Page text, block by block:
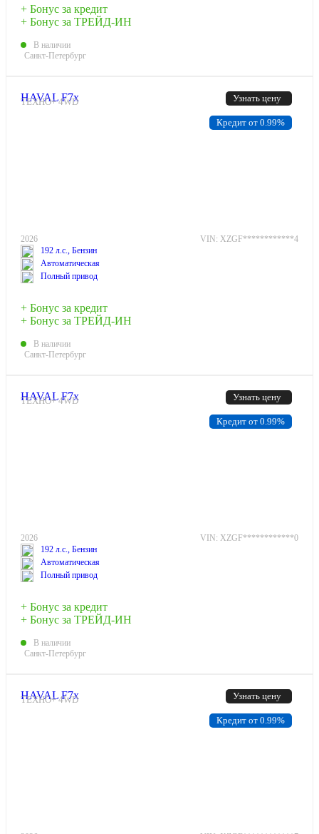
+ Бонус за кредит
+ Бонус за ТРЕЙД-ИН
В наличии
Санкт-Петербург
Узнать цену
HAVAL F7x
ТЕХНО+ 4WD
2026
VIN: XZGF************4
192 л.с., Бензин
Автоматическая
Полный привод
+ Бонус за кредит
+ Бонус за ТРЕЙД-ИН
В наличии
Санкт-Петербург
Кредит от 0.99%
Узнать цену
HAVAL F7x
ТЕХНО+ 4WD
2026
VIN: XZGF************0
192 л.с., Бензин
Автоматическая
Полный привод
+ Бонус за кредит
+ Бонус за ТРЕЙД-ИН
В наличии
Санкт-Петербург
Кредит от 0.99%
Узнать цену
HAVAL F7x
ТЕХНО+ 4WD
Кредит от 0.99%